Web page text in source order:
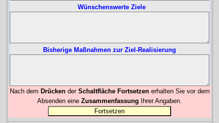
Nach dem Drücken der Schaltfläche Fortsetzen erhalten Sie vor dem
Absenden eine Zusammenfassung Ihrer Angaben.